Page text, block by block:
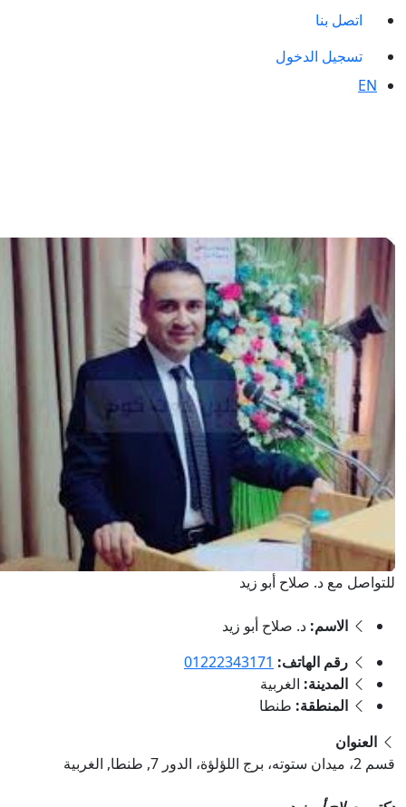
اتصل بنا
تسجيل الدخول
EN
مع د. صلاح أبو زيد
الاسم:د. صلاح أبو زيد
رقم الهاتف:‎01222343171
المدينة:الغربية
المنطقة:طنطا
العنوان
الدور 7, طنطا, الغربية